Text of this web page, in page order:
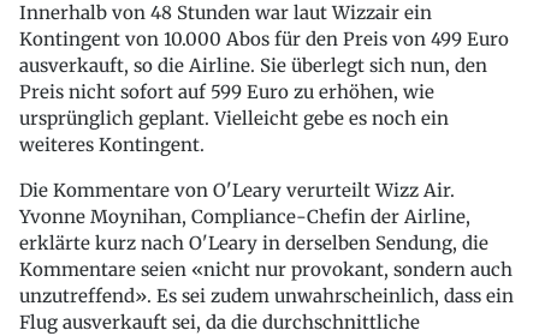
Innerhalb von 48 Stunden war laut Wizzair ein
Kontingent von 10.000 Abos für den Preis von 499 Euro
ausverkauft, so die Airline. Sie überlegt sich nun, den
Preis nicht sofort auf 599 Euro zu erhöhen, wie
ursprünglich geplant. Vielleicht gebe es noch ein
weiteres Kontingent.
Die Kommentare von O'Leary verurteilt Wizz Air.
Yvonne Moynihan, Compliance-Chefin der Airline,
erklärte kurz nach O'Leary in derselben Sendung, die
Kommentare seien «nicht nur provokant, sondern auch
unzutreffend». Es sei zudem unwahrscheinlich, dass ein
Flug ausverkauft sei, da die durchschnittliche